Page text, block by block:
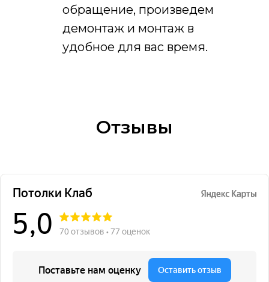
обращение, произведем
демонтаж и монтаж в
удобное для вас время.
Отзывы